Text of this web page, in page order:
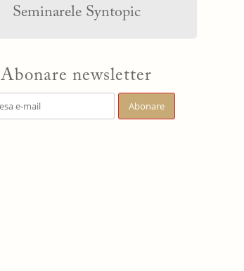
Seminarele Syntopic
Abonare newsletter